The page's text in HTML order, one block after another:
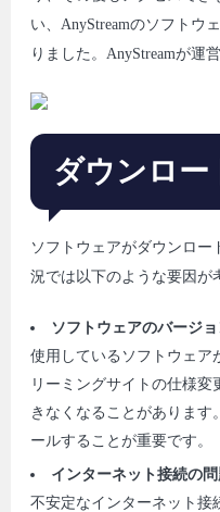
い、AnyStreamのソフトウ
りました。AnyStreamが運
ダウンロー
ソフトウェアがダウンロー
況では以下のような要因が
ソフトウェアのバージ
使用しているソフトウェア
リーミングサイトの仕様
きなくなることがあります
ールすることが重要です。
インターネット接続の問
不安定なインターネット接